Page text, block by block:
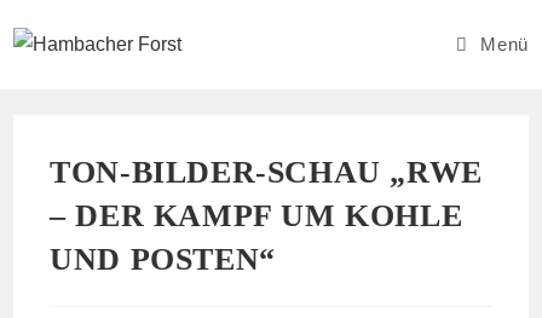
Inhalt
Menü
TON-BILDER-SCHAU „RWE
– DER KAMPF UM KOHLE
UND POSTEN“